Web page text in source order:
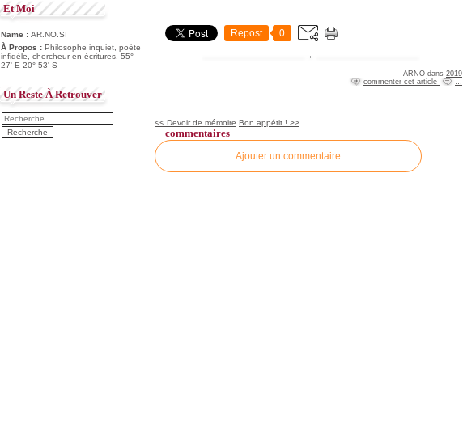
Et Moi
Name : AR.NO.SI
À Propos : Philosophe inquiet, poète
infidèle, chercheur en écritures. 55°
27' E 20° 53' S
Un Reste À Retrouver
Repost 0
ARNO dans 2019
commenter cet article
<< Devoir de mémoire Bon appétit ! >>
commentaires
Ajouter un commentaire